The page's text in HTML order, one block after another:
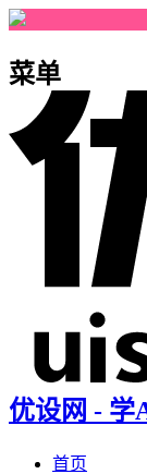
菜单
优设网 - 学
首页